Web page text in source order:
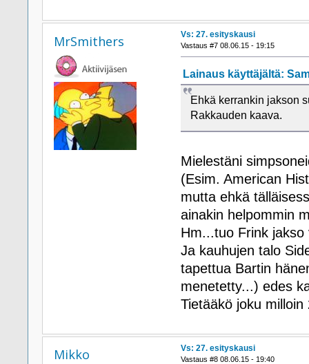
MrSmithers Vs: 27. esityskausi
Vastaus #7 08.06.15 - 19:15
Lainaus käyttäjältä:
Ehkä kerrankin jakson
Rakkauden kaava.
Mielestäni
(Esim. American
mutta ehkä
ainakin helpommin
Hm...tuo Frink
Ja kauhujen talo
tapettua Bartin
menetetty...) edes
Tietääkö joku
Mikko Vs: 27. esityskausi
Vastaus #8 08.06.15 - 19:40